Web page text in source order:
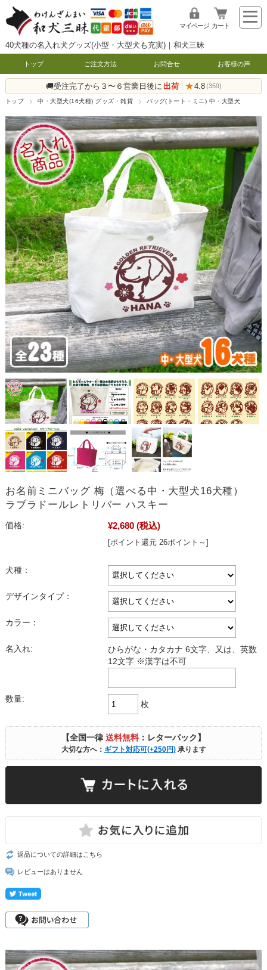
40犬種の名入れ犬グッズ(小型・大型犬も充実)｜和犬三昧
マイページ カート
トップ ご注文方法 お問合せ お客様の声
🚚受注完了から３〜６営業日後に 出荷 | ★4.8 (359)
トップ 中・大型犬(16犬種) グッズ・雑貨 バッグ(トート・ミニ) 中・大型犬
お名前ミニバッグ 梅（選べる中・大型犬16犬種）
ラブラドールレトリバー ハスキー
価格: ¥2,680 (税込)
[ポイント還元 26ポイント～]
犬種：
デザインタイプ：
カラー：
名入れ:
ひらがな・カタカナ 6文字、又は、英数
12文字 ※漢字は不可
数量:
枚
【全国一律送料無料 ：レターパック】
大切な方へ： ギフト対応可(+250円)承ります
返品についての詳細はこちら
レビューはありません